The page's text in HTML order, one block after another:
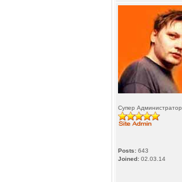
Супер Администратор
Posts: 643
Joined: 02.03.14